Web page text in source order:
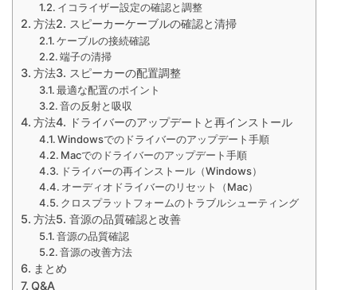
イコライザー設定の確認と調整
方法2. スピーカーケーブルの確認と清掃
ケーブルの接続確認
端子の清掃
方法3. スピーカーの配置調整
最適な配置のポイント
音の反射と吸収
方法4. ドライバーのアップデートと再インストール
Windowsでのドライバーのアップデート手順
Macでのドライバーのアップデート手順
ドライバーの再インストール（Windows）
オーディオドライバーのリセット（Mac）
クロスプラットフォームのトラブルシューティング
方法5. 音源の品質確認と改善
音源の品質確認
音源の改善方法
まとめ
Q&A